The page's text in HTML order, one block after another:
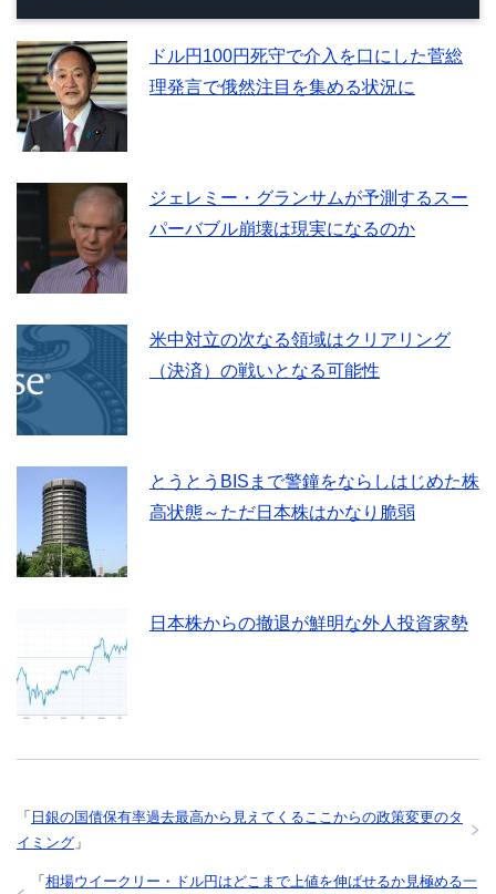
ドル円100円死守で介入を口にした菅総
理発言で俄然注目を集める状況に
ジェレミー・グランサムが予測するスー
パーバブル崩壊は現実になるのか
米中対立の次なる領域はクリアリング
（決済）の戦いとなる可能性
とうとうBISまで警鐘をならしはじめた株
高状態～ただ日本株はかなり脆弱
日本株からの撤退が鮮明な外人投資家勢
「 日銀の国債保有率過去最高から見えてくるここからの政策変更のタ
イミング 」
「 相場ウイークリー・ドル円はどこまで上値を伸ばせるか見極める一